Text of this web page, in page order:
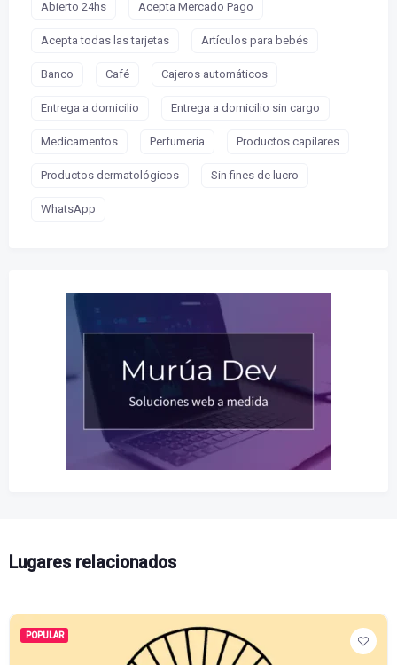
Abierto 24hs Acepta Mercado Pago
Acepta todas las tarjetas Artículos para bebés
Banco Café Cajeros automáticos
Entrega a domicilio Entrega a domicilio sin cargo
Medicamentos Perfumería Productos capilares
Productos dermatológicos Sin fines de lucro
WhatsApp
Lugares relacionados
POPULAR